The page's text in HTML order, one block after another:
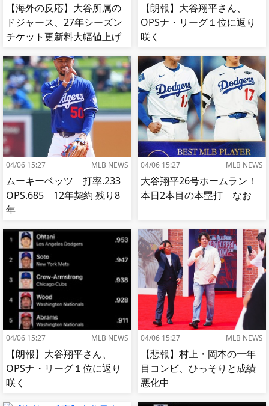
【海外の反応】大谷所属の
ドジャース、27年シーズン
チケット更新料大幅値上げ
【朗報】大谷翔平さん、
OPSナ・リーグ１位に返り
咲く
04/06 15:27 MLB NEWS
ムーキーベッツ 打率.233
OPS.685 12年契約 残り8
年
04/06 15:27 MLB NEWS
大谷翔平26号ホームラン！
本日2本目の本塁打 なお
04/06 15:27 MLB NEWS
【朗報】大谷翔平さん、
OPSナ・リーグ１位に返り
咲く
04/06 15:27 MLB NEWS
【悲報】村上・岡本の一年
目コンビ、ひっそりと成績
悪化中